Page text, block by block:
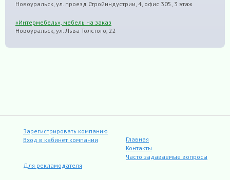
Новоуральск, ул. проезд Стройиндустрии, 4, офис 305, 3 этаж
«Интермебель», мебель на заказ
Новоуральск, ул. Льва Толстого, 22
Зарегистрировать компанию
Вход в кабинет компании
Главная
Контакты
Часто задаваемые вопросы
Для рекламодателя